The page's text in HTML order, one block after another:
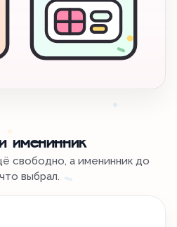
именинник
свободно, а именинник до
выбрал.